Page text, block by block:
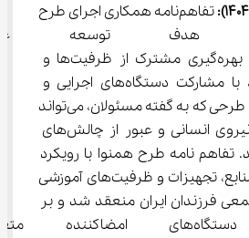
:
تفاهم‌نامه همکاری اجرای طرح
هدف توسعه
آموزش‌های مهارتی و بهره‌گیری مشترک از ظرفیت‌ها و
منابع آموزشی کشور، با مشارکت دستگاه‌های اجرایی و
آموزشی به امضا رسید؛ طرحی که به گفته مسئولان، می‌تواند
مسیر توانمندسازی نیروی انسانی و عبور از چالش‌های
اقتصادی را هموار کند. تفاهم ‌نامه طرح همنوا با رویکرد
اشتراک فراساختاری منابع، تجهیزات و ظرفیت‌های آموزشی
فرزندان ایران منعقد شد و بر
اساس آن، دستگاه‌های